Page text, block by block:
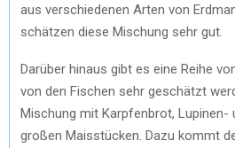
aus verschiedenen Arten von
schätzen diese Mischung sehr gut.
Darüber hinaus gibt es eine Reihe
von den Fischen sehr geschätzt
Mischung mit Karpfenbrot, Lupinen-
großen Maisstücken. Dazu kommt